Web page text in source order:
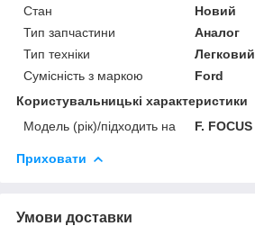
Стан
Новий
Тип запчастини
Аналог
Тип техніки
Сумісність з маркою
Ford
Користувальницькі характеристики
Модель (рік)/підходить на
F.
Приховати
Умови доставки